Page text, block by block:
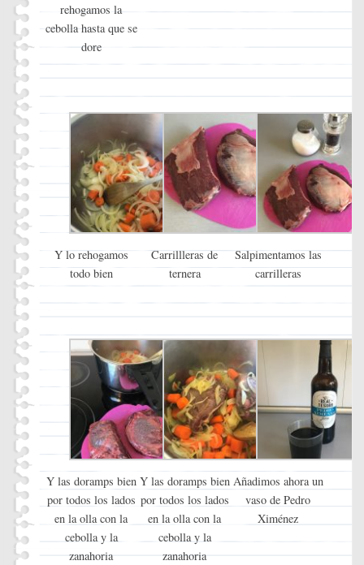
rehogamos la
cebolla hasta que se
dore
Y lo rehogamos
todo bien
Carrillleras de
ternera
Salpimentamos las
carrilleras
Y las doramps bien
por todos los lados
en la olla con la
cebolla y la
zanahoria
Y las doramps bien
por todos los lados
en la olla con la
cebolla y la
zanahoria
Añadimos ahora un
vaso de Pedro
Ximénez